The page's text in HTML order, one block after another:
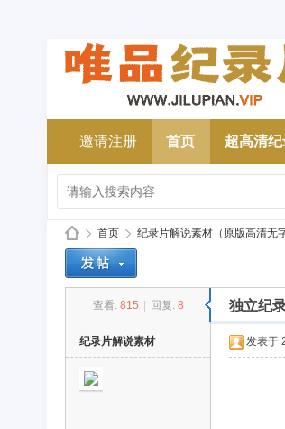
邀请注册 首页 超高清
首页
›
纪录片解说素材（原版高清无
查看: 815 回复: 8 独立纪
纪录片解说素材 发表于